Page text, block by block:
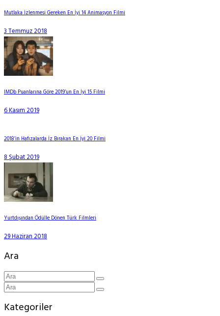
Mutlaka İzlenmesi Gereken En İyi 14 Animasyon Filmi
3 Temmuz 2018
IMDb Puanlarına Göre 2019’un En İyi 15 Filmi
6 Kasım 2019
2018’in Hafızalarda İz Bırakan En İyi 20 Filmi
8 Şubat 2019
Yurtdışından Ödülle Dönen Türk Filmleri
29 Haziran 2018
Ara
Kategoriler